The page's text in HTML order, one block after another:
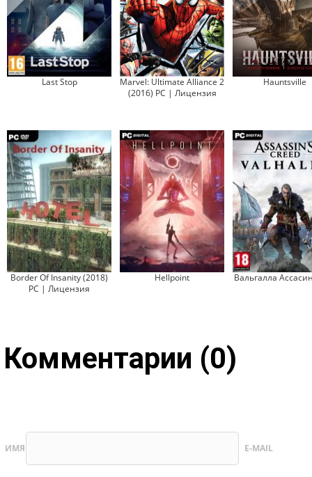
Last Stop
Marvel: Ultimate Alliance 2
(2016) PC | Лицензия
Hauntsville
Border Of Insanity (2018)
PC | Лицензия
Hellpoint Вальгалла
Комментарии (0)
ИМЯ E-MAIL